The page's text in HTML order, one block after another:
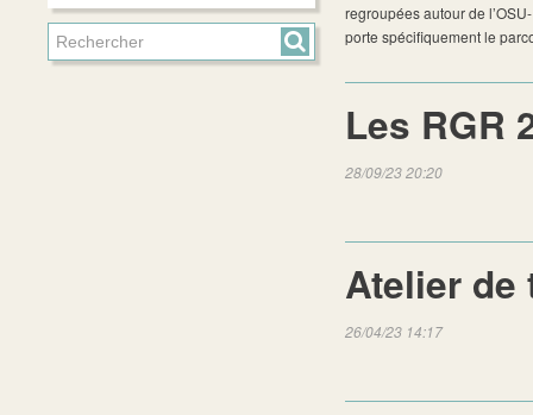
regroupées autour de
porte spécifiquement le
Les RGR
28/09/23 20:20
Atelier de
26/04/23 14:17